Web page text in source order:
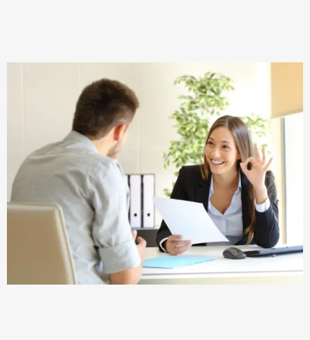
possible lors
visite. Si vous
fonctionnalités
disparaîtront
du site Web.
Marketing
En partageant
votre intérêt et
comportement